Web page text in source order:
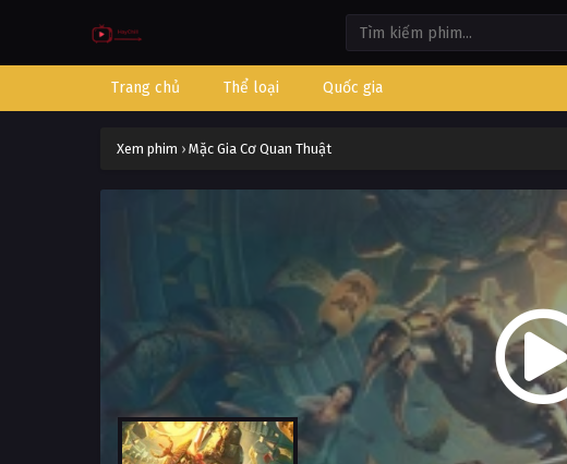
Trang chủ Thể loại Quốc gia
Xem phim › Mặc Gia Cơ Quan Thuật